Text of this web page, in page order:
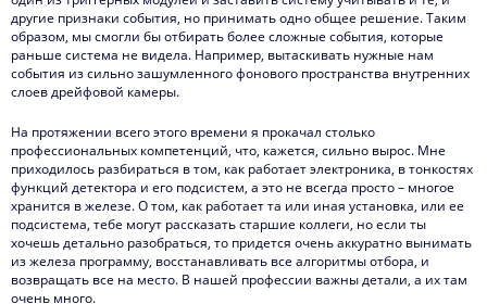
другие признаки события, но принимать одно общее решение. Таким
образом, мы смогли бы отбирать более сложные события, которые
раньше система не видела. Например, вытаскивать нужные нам
события из сильно зашумленного фонового пространства внутренних
слоев дрейфовой камеры.
На протяжении всего этого времени я прокачал столько
профессиональных компетенций, что, кажется, сильно вырос. Мне
приходилось разбираться в том, как работает электроника, в тонкостях
функций детектора и его подсистем, а это не всегда просто – многое
хранится в железе. О том, как работает та или иная установка, или ее
подсистема, тебе могут рассказать старшие коллеги, но если ты
хочешь детально разобраться, то придется очень аккуратно вынимать
из железа программу, восстанавливать все алгоритмы отбора, и
возвращать все на место. В нашей профессии важны детали, а их там
очень много.